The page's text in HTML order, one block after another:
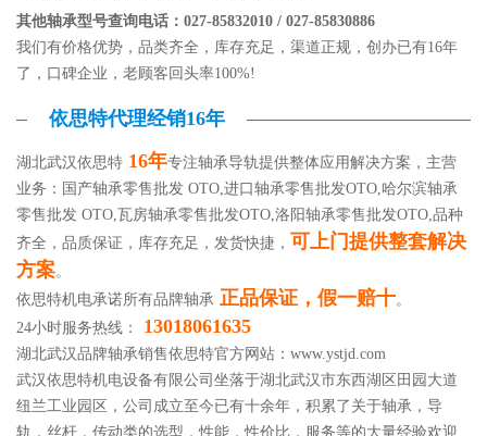
其他轴承型号查询电话：027-85832010 / 027-85830886
我们有价格优势，品类齐全，库存充足，渠道正规，创办已有16年
了，口碑企业，老顾客回头率100%!
依思特代理经销16年
湖北武汉依思特 16年专注轴承导轨提供整体应用解决方案，主营
业务：国产轴承零售批发 OTO,进口轴承零售批发OTO,哈尔滨轴承
零售批发 OTO,瓦房轴承零售批发OTO,洛阳轴承零售批发OTO,品种
齐全，品质保证，库存充足，发货快捷， 可上门提供整套解决
方案。
依思特机电承诺所有品牌轴承 正品保证，假一赔十。
24小时服务热线：
13018061635
湖北武汉品牌轴承销售依思特官方网站： www.ystjd.com
武汉依思特机电设备有限公司坐落于湖北武汉市东西湖区田园大道
纽兰工业园区，公司成立至今已有十余年，积累了关于轴承，导
轨，丝杆，传动类的选型，性能，性价比，服务等的大量经验欢迎